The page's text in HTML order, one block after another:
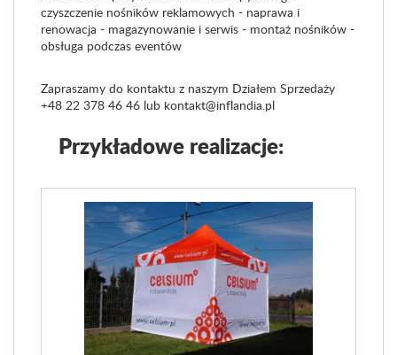
czyszczenie nośników reklamowych - naprawa i
renowacja - magazynowanie i serwis - montaż nośników -
obsługa podczas eventów
Zapraszamy do kontaktu z naszym Działem Sprzedaży
+48 22 378 46 46 lub kontakt@inflandia.pl
Przykładowe realizacje: